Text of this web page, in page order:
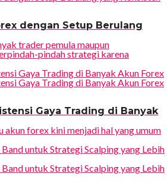
dengan Setup Berulang
trader pemula maupun
pindah strategi karena
Gaya Trading di Banyak
akun forex kini menjadi hal yang umum